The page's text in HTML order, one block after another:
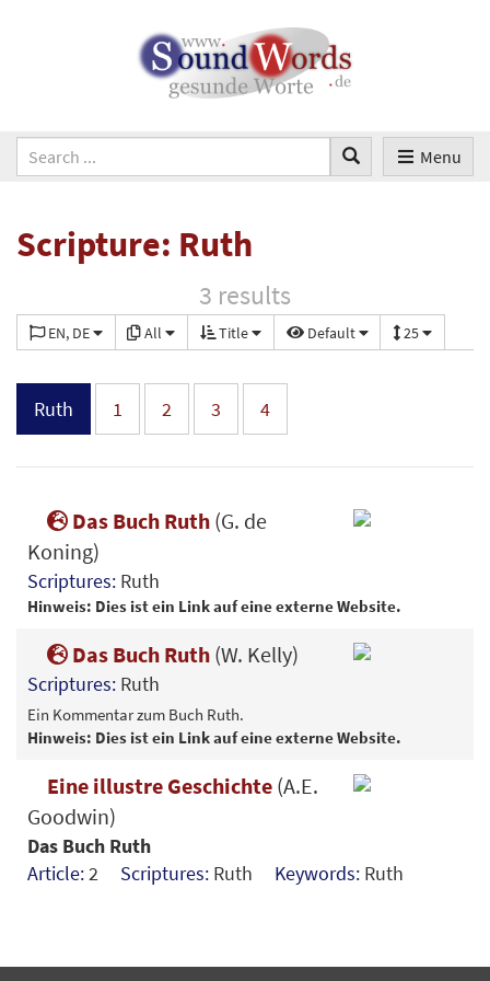
Menu
Scripture: Ruth
3 results
EN, DE All Title Default 25
Ruth 1 2 3 4
Das Buch Ruth (G. de
Koning)
Scriptures: Ruth
Hinweis: Dies ist ein Link auf eine externe Website.
Das Buch Ruth (W. Kelly)
Scriptures: Ruth
Ein Kommentar zum Buch Ruth.
Hinweis: Dies ist ein Link auf eine externe Website.
Eine illustre Geschichte (A.E.
Goodwin)
Das Buch Ruth
Article:2 Scriptures: Ruth Keywords: Ruth